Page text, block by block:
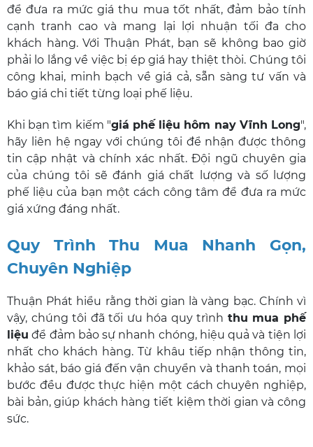
để đưa ra mức giá thu mua tốt nhất, đảm bảo tính
cạnh tranh cao và mang lại lợi nhuận tối đa cho
khách hàng. Với Thuận Phát, bạn sẽ không bao giờ
phải lo lắng về việc bị ép giá hay thiệt thòi. Chúng tôi
công khai, minh bạch về giá cả, sẵn sàng tư vấn và
báo giá chi tiết từng loại phế liệu.
Khi bạn tìm kiếm "giá phế liệu hôm nay Vĩnh Long",
hãy liên hệ ngay với chúng tôi để nhận được thông
tin cập nhật và chính xác nhất. Đội ngũ chuyên gia
của chúng tôi sẽ đánh giá chất lượng và số lượng
phế liệu của bạn một cách công tâm để đưa ra mức
giá xứng đáng nhất.
Quy Trình Thu Mua Nhanh Gọn,
Chuyên Nghiệp
Thuận Phát hiểu rằng thời gian là vàng bạc. Chính vì
vậy, chúng tôi đã tối ưu hóa quy trình thu mua phế
liệu để đảm bảo sự nhanh chóng, hiệu quả và tiện lợi
nhất cho khách hàng. Từ khâu tiếp nhận thông tin,
khảo sát, báo giá đến vận chuyển và thanh toán, mọi
bước đều được thực hiện một cách chuyên nghiệp,
bài bản, giúp khách hàng tiết kiệm thời gian và công
sức.